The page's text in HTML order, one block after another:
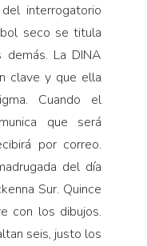
interrogatorio
seco se titula
demás. La DINA
clave y que ella
Cuando el
que será
por correo.
del día
Sur. Quince
con los dibujos.
seis, justo los